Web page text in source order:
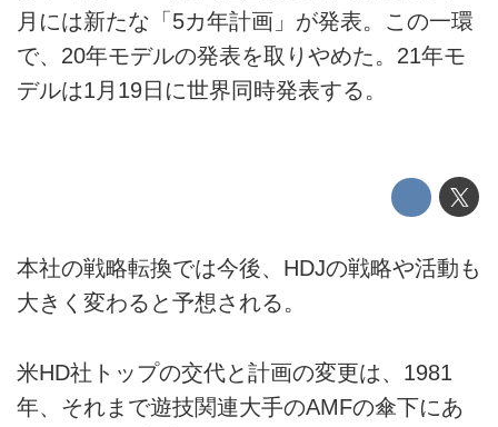
月には新たな「5カ年計画」が発表。この一環
で、20年モデルの発表を取りやめた。21年モ
デルは1月19日に世界同時発表する。
本社の戦略転換では今後、HDJの戦略や活動も
大きく変わると予想される。
米HD社トップの交代と計画の変更は、1981
年、それまで遊技関連大手のAMFの傘下にあ